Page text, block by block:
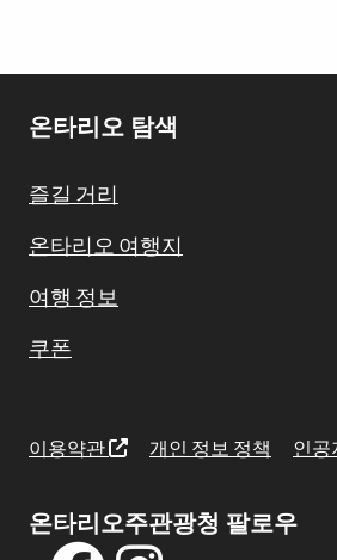
Footer
Navigation
온타리오 탐색
즐길 거리
온타리오 여행지
여행 정보
쿠폰
이용약관 개인 정보 정책 인공
온타리오주관광청 팔로우